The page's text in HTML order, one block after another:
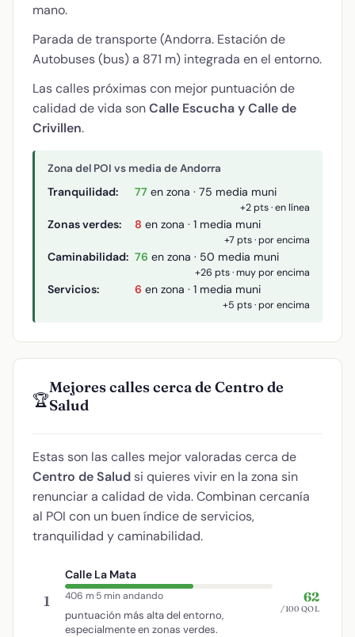
mano.
Parada de transporte (Andorra. Estación de
Autobuses (bus) a 871 m) integrada en el entorno.
Las calles próximas con mejor puntuación de
calidad de vida sonCalle Escucha y Calle de
Crivillen.
Zona del POI vs media de Andorra
Tranquilidad: 77 en zona · 75 media muni
+2 pts · en línea
Zonas verdes: 8 en zona · 1 media muni
+7 pts · por encima
Caminabilidad: 76 en zona · 50 media muni
+26 pts · muy por encima
Servicios: 6 en zona · 1 media muni
+5 pts · por encima
🏆
Mejores calles cerca de Centro de
Salud
Estas son las calles mejor valoradas cerca de
Centro de Salud si quieres vivir en la zona sin
renunciar a calidad de vida. Combinan cercanía
al POI con un buen índice de servicios,
tranquilidad y caminabilidad.
1
Calle La Mata
406 m·5 min andando
puntuación más alta del entorno,
especialmente en zonas verdes.
62
/100 QOL